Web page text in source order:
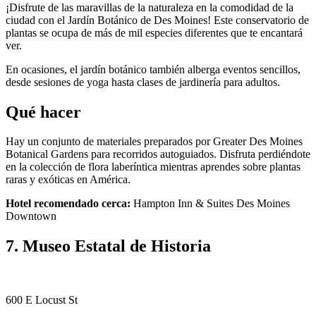
¡Disfrute de las maravillas de la naturaleza en la comodidad de la
ciudad con el Jardín Botánico de Des Moines! Este conservatorio de
plantas se ocupa de más de mil especies diferentes que te encantará
ver.
En ocasiones, el jardín botánico también alberga eventos sencillos,
desde sesiones de yoga hasta clases de jardinería para adultos.
Qué hacer
Hay un conjunto de materiales preparados por Greater Des Moines
Botanical Gardens para recorridos autoguiados. Disfruta perdiéndote
en la colección de flora laberíntica mientras aprendes sobre plantas
raras y exóticas en América.
Hotel recomendado cerca: Hampton Inn & Suites Des Moines
Downtown
7. Museo Estatal de Historia
600 E Locust St